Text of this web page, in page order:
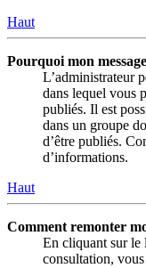
Haut
Pourquoi mon
L’administrateur
dans lequel vous
publiés. Il est
dans un groupe
d’être publiés.
d’informations.
Haut
Comment remonter
En cliquant sur le
consultation,